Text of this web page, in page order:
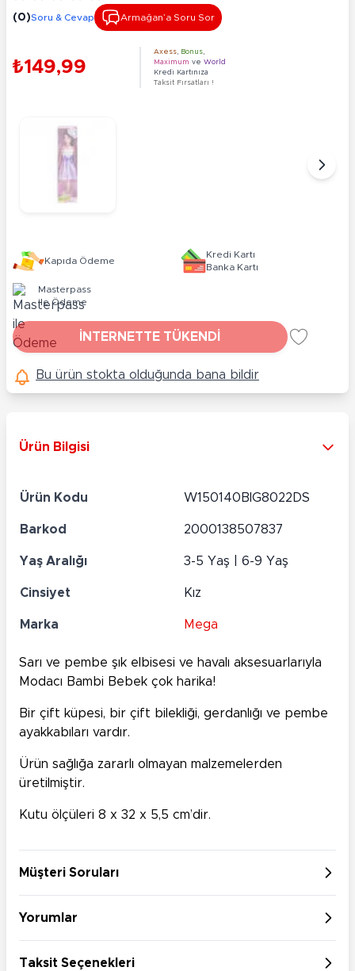
(0)Soru & Cevap Armağan’a Soru Sor
₺149,99
Axess Bonus
Maximum ve World
Kredi Kartınıza
Taksit Fırsatları !
Kapıda Ödeme
Kredi Kartı
Banka Kartı
Masterpass
ile Ödeme
İNTERNETTE TÜKENDİ
Bu ürün stokta olduğunda bana bildir
Ürün Bilgisi
Ürün Kodu W150140BIG8022DS
Barkod 2000138507837
Yaş Aralığı 3-5 Yaş | 6-9 Yaş
Cinsiyet Kız
Marka Mega
Sarı ve pembe şık elbisesi ve havalı aksesuarlarıyla
Modacı Bambi Bebek çok harika!
Bir çift küpesi, bir çift bilekliği, gerdanlığı ve pembe
ayakkabıları vardır.
Ürün sağlığa zararlı olmayan malzemelerden
üretilmiştir.
Kutu ölçüleri 8 x 32 x 5,5 cm’dir.
Müşteri Soruları
Yorumlar
Taksit Seçenekleri